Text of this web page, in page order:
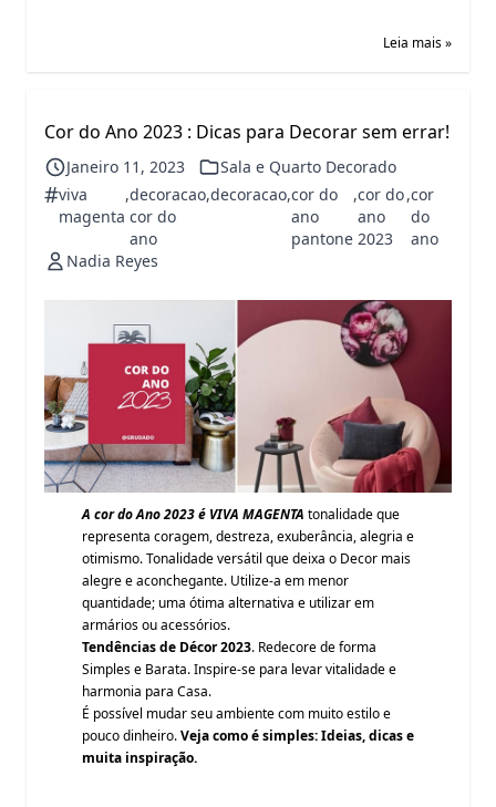
Leia mais »
Cor do Ano 2023 : Dicas para Decorar sem errar!
Janeiro 11, 2023 Sala e Quarto Decorado
#viva
magenta
,decoracao
cor do
ano
,decoracao,cor do
ano
pantone
,cor do
ano
2023
,cor
do
ano
Nadia Reyes
A cor do Ano 2023 é VIVA MAGENTA tonalidade que
representa coragem, destreza, exuberância, alegria e
otimismo. Tonalidade versátil que deixa o Decor mais
alegre e aconchegante. Utilize-a em menor
quantidade; uma ótima alternativa e utilizar em
armários ou acessórios.
Tendências de Décor 2023. Redecore de forma
Simples e Barata. Inspire-se para levar vitalidade e
harmonia para Casa.
É possível mudar seu ambiente com muito estilo e
pouco dinheiro.Veja como é simples: Ideias, dicas e
muita inspiração.